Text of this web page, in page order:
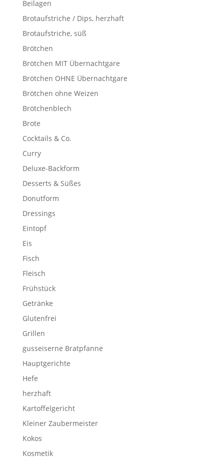
Beilagen
Brotaufstriche / Dips, herzhaft
Brotaufstriche, süß
Brötchen
Brötchen MIT Übernachtgare
Brötchen OHNE Übernachtgare
Brötchen ohne Weizen
Brötchenblech
Brote
Cocktails & Co.
Curry
Deluxe-Backform
Desserts & Süßes
Donutform
Dressings
Eintopf
Eis
Fisch
Fleisch
Frühstück
Getränke
Glutenfrei
Grillen
gusseiserne Bratpfanne
Hauptgerichte
Hefe
herzhaft
Kartoffelgericht
Kleiner Zaubermeister
Kokos
Kosmetik